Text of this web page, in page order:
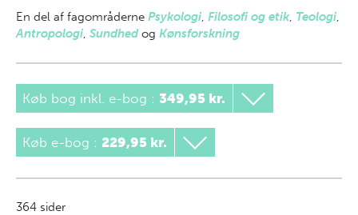
En del af fagområderne Psykologi, Filosofi og etik, Teologi,
Antropologi, Sundhedog Kønsforskning
Køb bog inkl. e-bog : 349,95 kr.
Køb e-bog : 229,95 kr.
364 sider